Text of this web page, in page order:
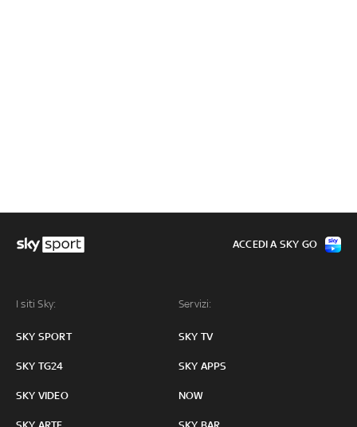
I siti Sky:
SKY SPORT
SKY TG24
SKY VIDEO
Servizi:
SKY TV
SKY APPS
NOW
ACCEDI A SKY GO